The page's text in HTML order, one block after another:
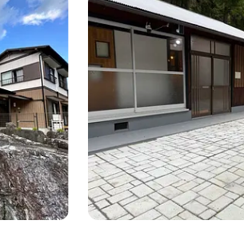
ゆったりできます。 紀北
った海鮮・焼肉バーベキ
で、海辺や川遊び...